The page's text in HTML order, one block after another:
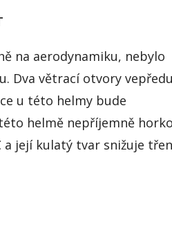
na aerodynamiku, nebylo
Dva větrací otvory
u této helmy bude
helmě nepříjemně
a její kulatý tvar snižuje